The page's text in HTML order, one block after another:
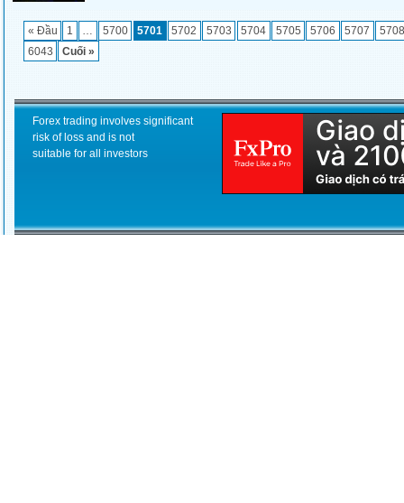
« Đầu 1 … 5700 5701 5702 5703 5704 5705 5706 5707
5708
6043
Cuối »
Forex trading involves significant
risk of loss and is not
suitable for all investors